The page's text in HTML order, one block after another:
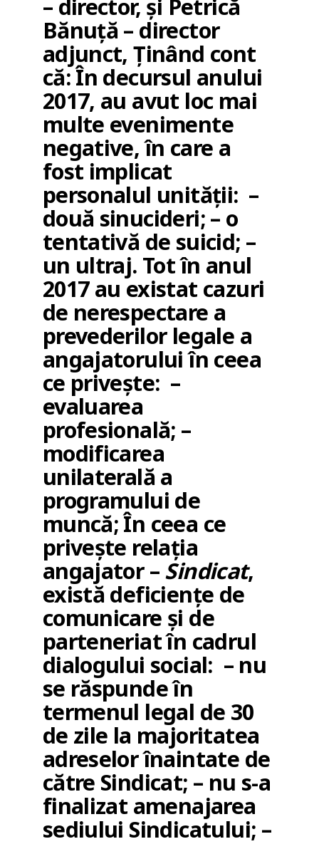
– director, și Petrică
Bănuță – director
adjunct, Ținând cont
că: În decursul anului
2017, au avut loc mai
multe evenimente
negative, în care a
fost implicat
personalul unității: –
două sinucideri; – o
tentativă de suicid; –
un ultraj. Tot în anul
2017 au existat cazuri
de nerespectare a
prevederilor legale a
angajatorului în ceea
ce privește: –
evaluarea
profesională; –
modificarea
unilaterală a
programului de
muncă; În ceea ce
privește relația
angajator –Sindicat,
există deficiențe de
comunicare și de
parteneriat în cadrul
dialogului social: – nu
se răspunde în
termenul legal de 30
de zile la majoritatea
adreselor înaintate de
către Sindicat; – nu s-a
finalizat amenajarea
sediului Sindicatului; –